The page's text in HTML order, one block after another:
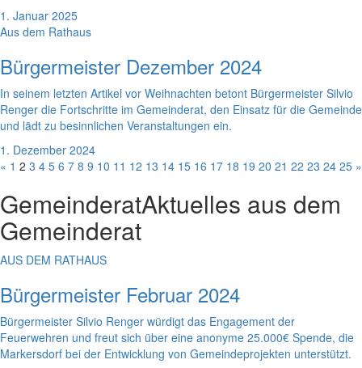
1. Januar 2025
Aus dem Rathaus
Bürgermeister Dezember 2024
In seinem letzten Artikel vor Weihnachten betont Bürgermeister Silvio
Renger die Fortschritte im Gemeinderat, den Einsatz für die Gemeinde
und lädt zu besinnlichen Veranstaltungen ein.
1. Dezember 2024
« 1 2 3 4 5 6 7 8 9 10 11 12 13 14 15 16 17 18 19 20 21 22 23 24 25 »
GemeinderatAktuelles aus dem
Gemeinderat
AUS DEM RATHAUS
Bürgermeister Februar 2024
Bürgermeister Silvio Renger würdigt das Engagement der
Feuerwehren und freut sich über eine anonyme 25.000€ Spende, die
Markersdorf bei der Entwicklung von Gemeindeprojekten unterstützt.